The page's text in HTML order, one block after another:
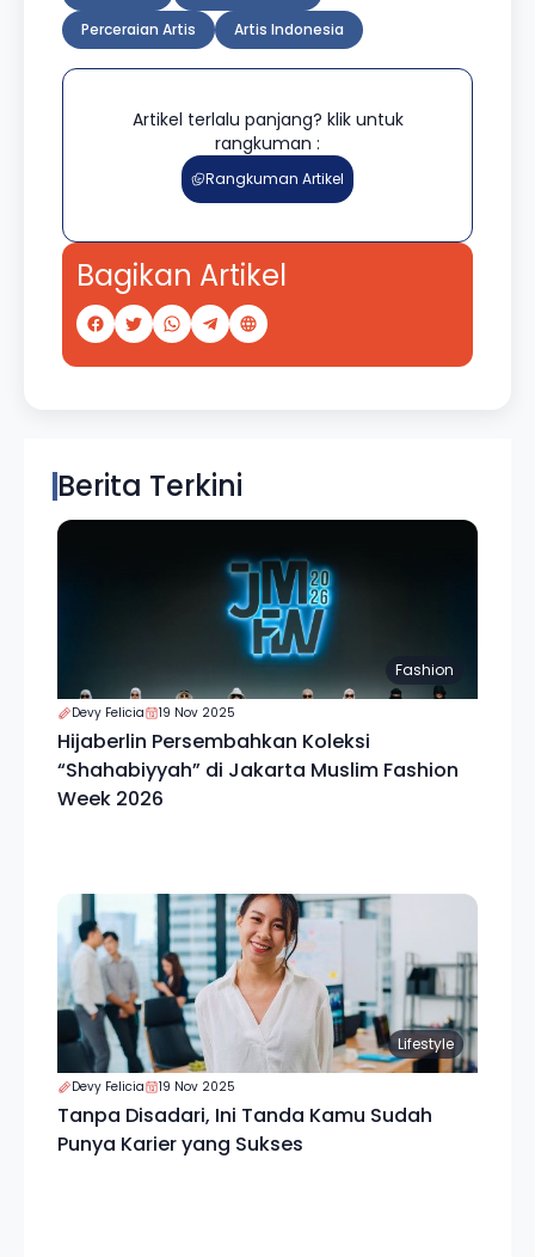
Perceraian Artis
Artis Indonesia
Artikel terlalu panjang? klik untuk
rangkuman :
Rangkuman Artikel
Bagikan Artikel
Berita Terkini
Fashion
Devy Felicia 19 Nov 2025
Hijaberlin Persembahkan Koleksi
“Shahabiyyah” di Jakarta Muslim Fashion
Week 2026
Lifestyle
Devy Felicia 19 Nov 2025
Tanpa Disadari, Ini Tanda Kamu Sudah
Punya Karier yang Sukses